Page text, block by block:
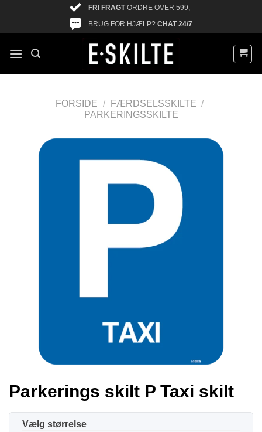
FRI FRAGTORDRE OVER 599,-
BRUG FOR HJÆLP? CHAT 24/7
FORSIDE / FÆRDSELSSKILTE /
PARKERINGSSKILTE
Parkerings skilt P Taxi skilt
størrelse